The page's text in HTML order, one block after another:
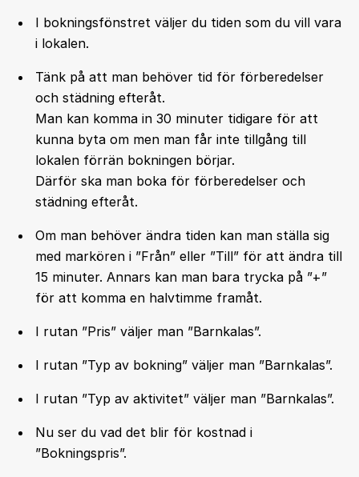
I bokningsfönstret väljer du tiden som du vill vara
i lokalen.
Tänk på att man behöver tid för förberedelser
och städning efteråt.
Man kan komma in 30 minuter tidigare för att
kunna byta om men man får inte tillgång till
lokalen förrän bokningen börjar.
Därför ska man boka för förberedelser och
städning efteråt.
Om man behöver ändra tiden kan man ställa sig
med markören i ”Från” eller ”Till” för att ändra till
15 minuter. Annars kan man bara trycka på ”+”
för att komma en halvtimme framåt.
I rutan ”Pris” väljer man ”Barnkalas”.
I rutan ”Typ av bokning” väljer man ”Barnkalas”.
I rutan ”Typ av aktivitet” väljer man ”Barnkalas”.
Nu ser du vad det blir för kostnad i
”Bokningspris”.